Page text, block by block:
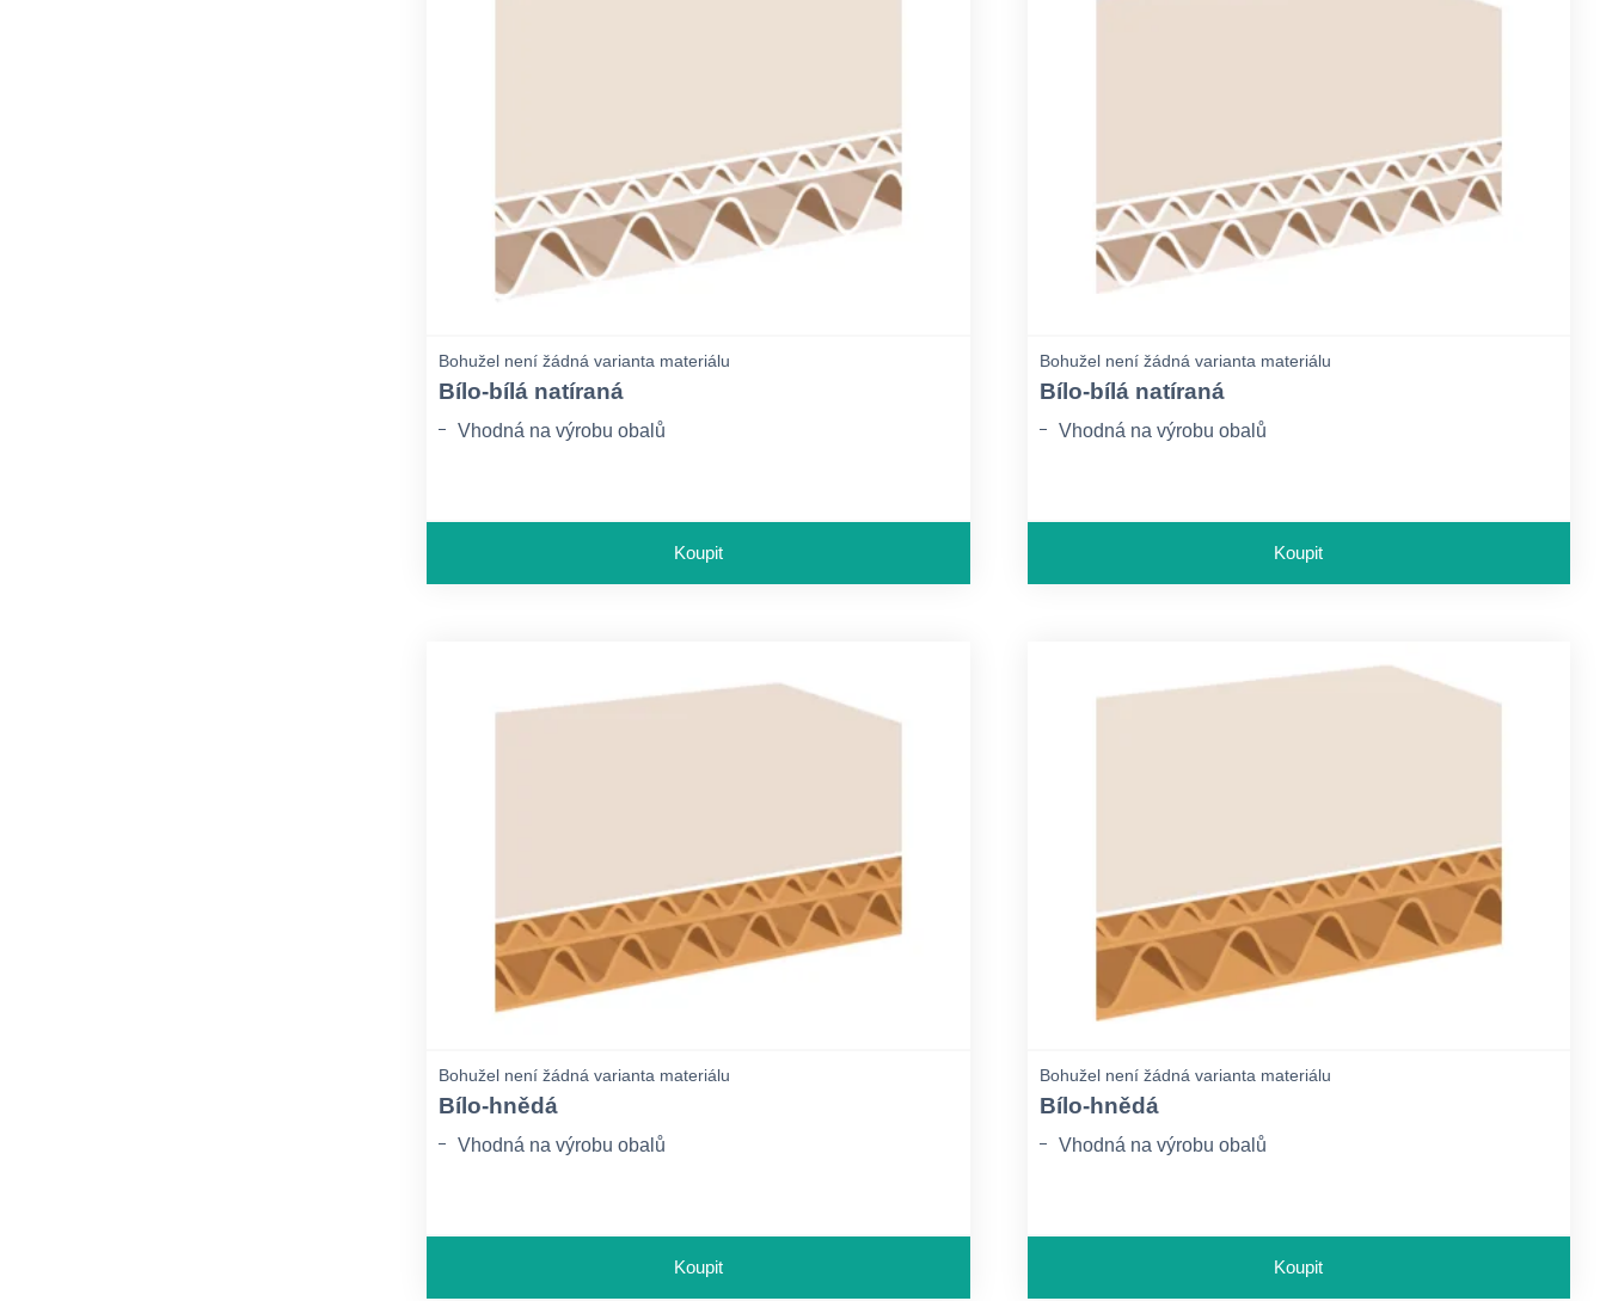
Bohužel není žádná varianta materiálu
Bílo-bílá natíraná
Vhodná na výrobu obalů
Koupit
Bohužel není žádná varianta materiálu
Bílo-bílá natíraná
Vhodná na výrobu obalů
Koupit
Bohužel není žádná varianta materiálu
Bílo-hnědá
Vhodná na výrobu obalů
Koupit
Bohužel není žádná varianta materiálu
Bílo-hnědá
Vhodná na výrobu obalů
Koupit